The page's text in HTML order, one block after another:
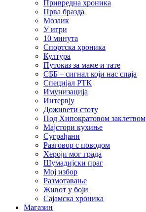
Привредна хроника
Прва бразда
Мозаик
У игри
10 минута
Спортска хроника
Култура
Путоказ за маме и тате
СББ – сигнал који нас спаја
Специјал РТК
Имунизација
Интервју
Доживети стоту
Под Хипократовом заклетвом
Мајстори кухиње
Суграђани
Разговор с поводом
Хероји мог града
Шумадијски праг
Мој избор
Размотавање
Живот у боји
Сајамска хроника
Магазин